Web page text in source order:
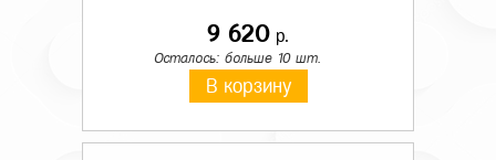
9 620 р.
Осталось: больше 10 шт.
В корзину